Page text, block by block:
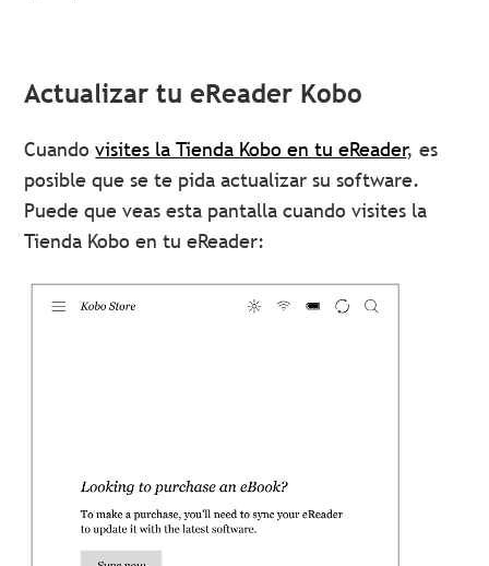
Actualizar tu eReader Kobo
Cuandovisites la Tienda Kobo en tu eReader, es
posible que se te pida actualizar su software.
Puede que veas esta pantalla cuando visites la
Tienda Kobo en tu eReader: